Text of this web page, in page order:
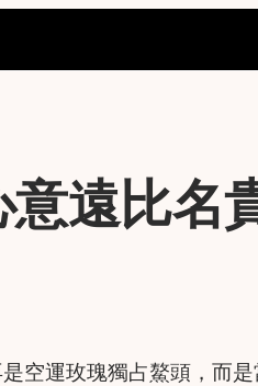
遠比名
空運玫瑰獨占鰲頭，而是